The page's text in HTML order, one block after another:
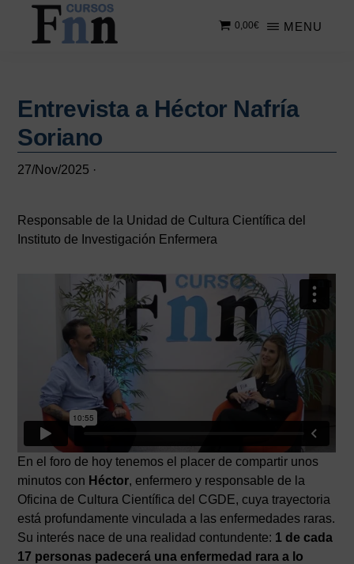
Saltar
contenido
Saltar
principal
online
MENU
0,00€
Entrevista a Héctor Nafría
Soriano
27/Nov/2025 ·
Responsable de la Unidad de Cultura Científica del
Instituto de Investigación Enfermera
En el foro de hoy tenemos el placer de compartir unos
minutos con Héctor, enfermero y responsable de la
Oficina de Cultura Científica del CGDE, cuya trayectoria
está profundamente vinculada a las enfermedades raras.
Su interés nace de una realidad contundente: 1 de cada
17 personas padecerá una enfermedad rara a lo